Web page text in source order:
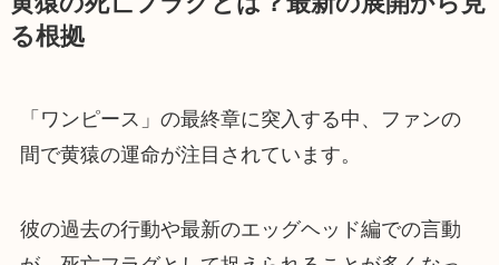
る根拠
「ワンピース」の最終章に突入する中、ファンの
間で黄猿の運命が注目されています。
彼の過去の行動や最新のエッグヘッド編での言動